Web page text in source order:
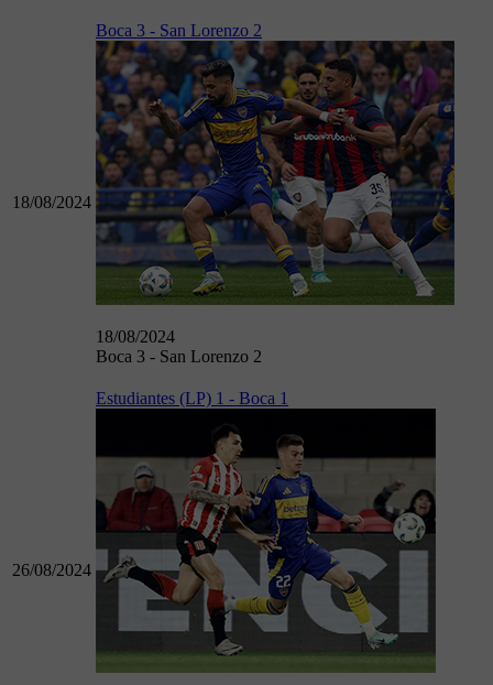
18/08/2024
Boca 3 - San Lorenzo 2
18/08/2024
Boca 3 - San Lorenzo 2
26/08/2024
Estudiantes (LP) 1 - Boca 1